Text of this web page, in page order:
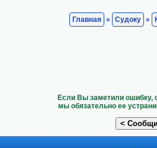
Главная » Судоку »
Если Вы заметили ошибку,
мы обязательно ее